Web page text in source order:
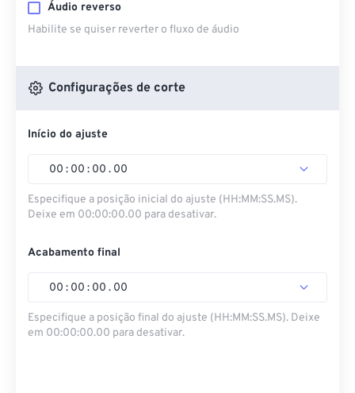
Áudio reverso
Habilite se quiser reverter o fluxo de áudio
Configurações de corte
Início do ajuste
00 : 00 : 00 . 00
Especifique a posição inicial do ajuste (HH:MM:SS.MS).
Deixe em 00:00:00.00 para desativar.
Acabamento final
00 : 00 : 00 . 00
Especifique a posição final do ajuste (HH:MM:SS.MS). Deixe
em 00:00:00.00 para desativar.